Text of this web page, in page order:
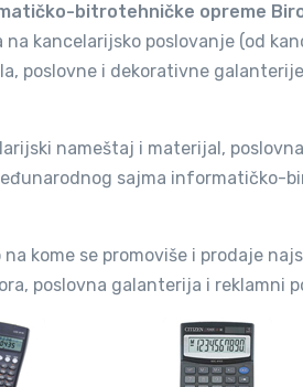
bitrotehničke opreme
kancelarijsko poslovanje (od
poslovne i dekorativne
nameštaj i materijal,
sajma informatičko-
kome se promoviše i prodaje
poslovna galanterija i reklamni